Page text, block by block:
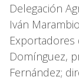
Delegación
Iván
Exportadores
Domínguez,
Fernández;